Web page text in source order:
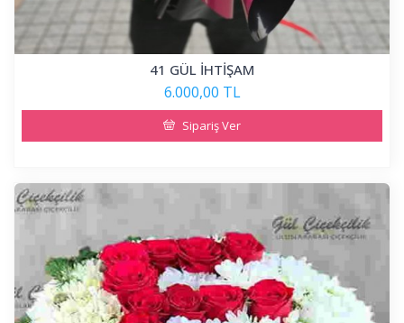
41 GÜL İHTİŞAM
6.000,00 TL
Sipariş Ver